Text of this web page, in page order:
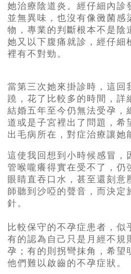
她治療陰道炎。經仔細內診
並無異味，也沒有像黴菌感
物，專業的判斷根本不是陰
她又以下腹痛就診，經仔細
裡有不對勁。
當第三次她來掛診時，這回
蹺，花了比較多的時間，詳
結婚五年至今仍無法受孕，
道或是子宮裡出了問題，希
出毛病所在，對症治療讓她
這使我回想到小時候感冒，
管喉嚨癢得實在受不了，仍
眼睛直吞口水，甚至還刻意
師聽到沙啞的聲音，而決
針。
比較保守的不孕症患者，似
有的認為自己只是月經不規
孕；有的則拐彎抹角，希望
他們難以啟齒的不孕症狀。